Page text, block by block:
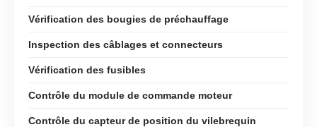
Vérification des bougies de préchauffage
Inspection des câblages et connecteurs
Vérification des fusibles
Contrôle du module de commande moteur
Contrôle du capteur de position du vilebrequin